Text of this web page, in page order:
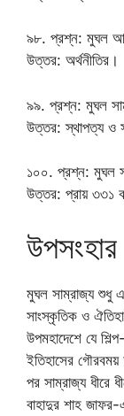
৯৮. প্রশ্ন: মুঘল
উত্তর: অর্থনীতির।
৯৯. প্রশ্ন: মুঘল
উত্তর: স্থাপত্য ও
১০০. প্রশ্ন: মুঘল
উত্তর: প্রায় ৩৩১
উপসংহার
মুঘল সাম্রাজ্য শুধু
সাংস্কৃতিক ও
উপমহাদেশে যে
ইতিহাসের গৌরবময়
পর সাম্রাজ্য ধীরে
বাহাদুর শাহ